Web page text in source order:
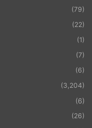
(79)
(22)
(1)
(7)
(6)
(3,204)
(6)
(26)